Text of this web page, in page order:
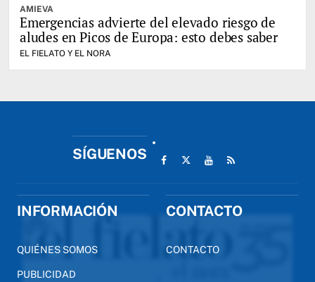
AMIEVA
Emergencias advierte del elevado riesgo de
aludes en Picos de Europa: esto debes saber
EL FIELATO Y EL NORA
SÍGUENOS
INFORMACIÓN
QUIÉNES SOMOS
PUBLICIDAD
CONTACTO
CONTACTO